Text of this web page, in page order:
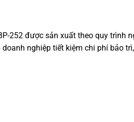
252 được sản xuất theo quy trình
nghiệp tiết kiệm chi phí bảo